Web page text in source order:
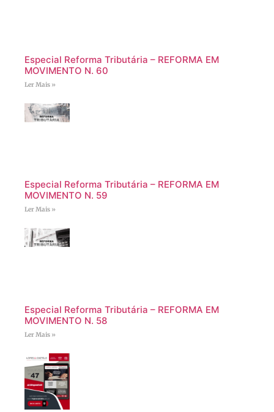
Especial Reforma Tributária – REFORMA EM
MOVIMENTO N. 60
Ler Mais »
Especial Reforma Tributária – REFORMA EM
MOVIMENTO N. 59
Ler Mais »
Especial Reforma Tributária – REFORMA EM
MOVIMENTO N. 58
Ler Mais »